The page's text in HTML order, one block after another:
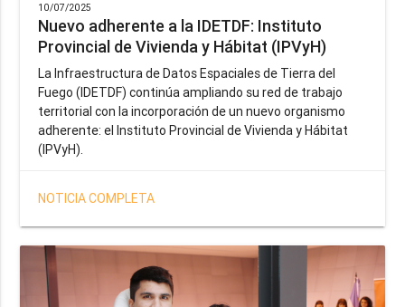
10/07/2025
Nuevo adherente a la IDETDF: Instituto
Provincial de Vivienda y Hábitat (IPVyH)
La Infraestructura de Datos Espaciales de Tierra del
Fuego (IDETDF) continúa ampliando su red de trabajo
territorial con la incorporación de un nuevo organismo
adherente: el Instituto Provincial de Vivienda y Hábitat
(IPVyH).
NOTICIA COMPLETA